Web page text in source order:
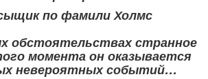
по фамили Холмс
обстоятельствах странное
момента он оказывается
невероятных событий…